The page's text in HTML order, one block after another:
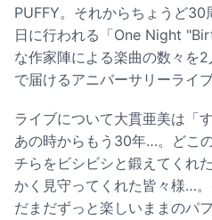
PUFFY。それからちょうど
日に行われる「One Night
な作家陣による楽曲の数々を
で届けるアニバーサリーライブ
ライブについて大貫亜美は「
あの時からもう30年…。どこ
チらをビシビシと鍛えてくれ
かく見守ってくれた皆々様…
だまだずっと楽しいままのパ